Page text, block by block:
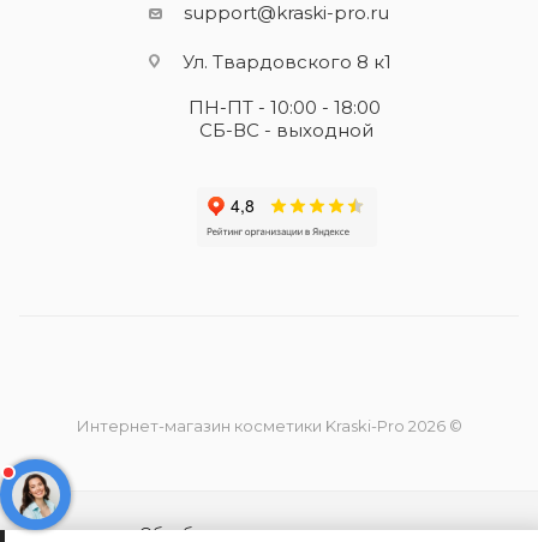
support@kraski-pro.ru
Ул. Твардовского 8 к1
ПН-ПТ - 10:00 - 18:00
СБ-ВС - выходной
Интернет-магазин косметики Kraski-Pro 2026 ©
Обработка персональных данных